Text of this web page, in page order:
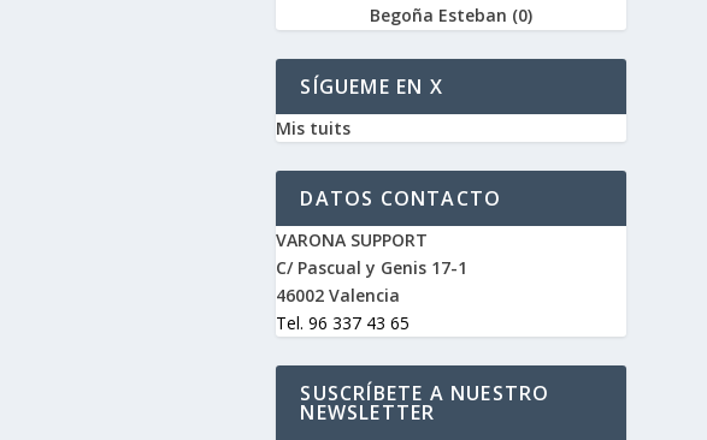
Begoña Esteban (0)
SÍGUEME EN X
Mis tuits
DATOS CONTACTO
VARONA SUPPORT
C/ Pascual y Genis 17-1
46002 Valencia
Tel. 96 337 43 65
SUSCRÍBETE A NUESTRO
NEWSLETTER